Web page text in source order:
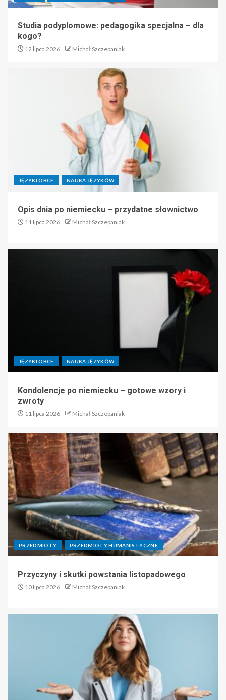
Studia podyplomowe: pedagogika specjalna – dla
kogo?
12 lipca 2026 Michał Szczepaniak
JĘZYKI OBCE NAUKA JĘZYKÓW
Opis dnia po niemiecku – przydatne słownictwo
11 lipca 2026 Michał Szczepaniak
JĘZYKI OBCE NAUKA JĘZYKÓW
Kondolencje po niemiecku – gotowe wzory i
zwroty
11 lipca 2026 Michał Szczepaniak
PRZEDMIOTY PRZEDMIOTY HUMANISTYCZNE
Przyczyny i skutki powstania listopadowego
10 lipca 2026 Michał Szczepaniak